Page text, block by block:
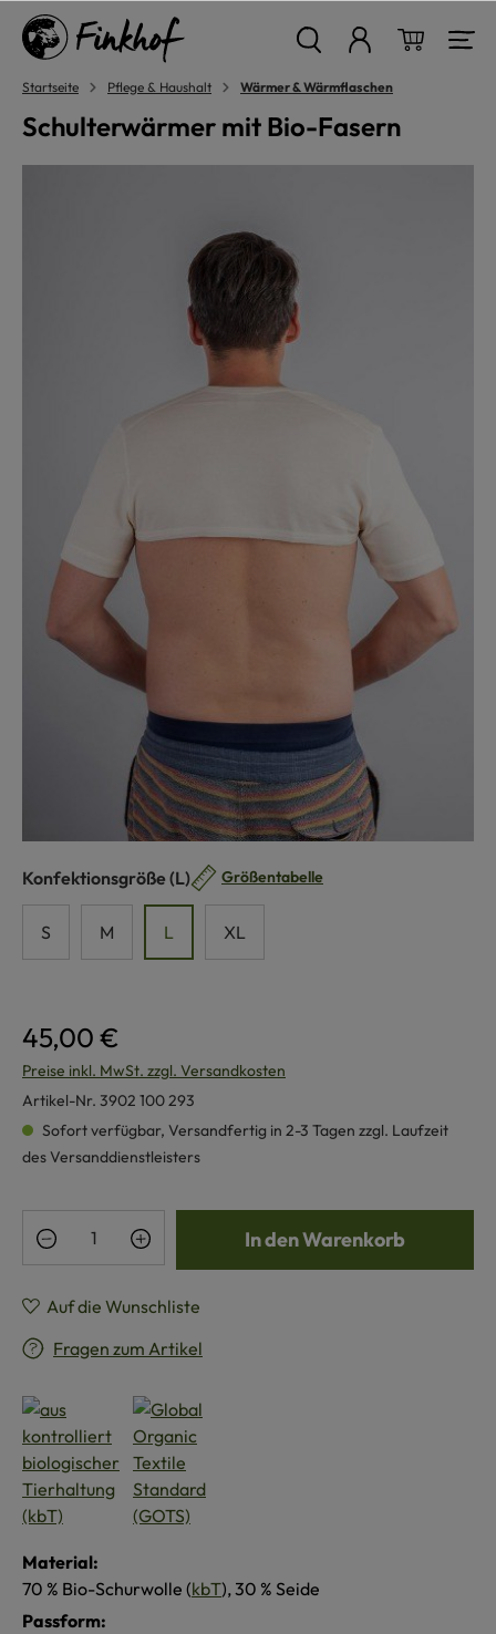
springen
Startseite Pflege & Haushalt Wärmer & Wärmflaschen
Schulterwärmer mit Bio-Fasern
Konfektionsgröße auswählen
(L) Größentabelle
S M L XL
45,00 €
Preise inkl. MwSt. zzgl. Versandkosten
Artikel-Nr. 3902 100 293
Sofort verfügbar, Versandfertig in 2-3 Tagen zzgl. Laufzeit
des Versanddienstleisters
Produkt Anzahl: Gib den gewünschten
In den Warenkorb
Auf die Wunschliste
Fragen zum Artikel
Material:
70 % Bio-Schurwolle (kbT), 30 % Seide
Passform: